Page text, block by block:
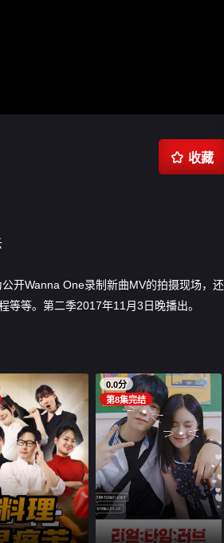
 收藏
开Wanna One录制新曲MV的拍摄现场，还
等。第二季2017年11月3日晚播出。
0.0分
第8集完结